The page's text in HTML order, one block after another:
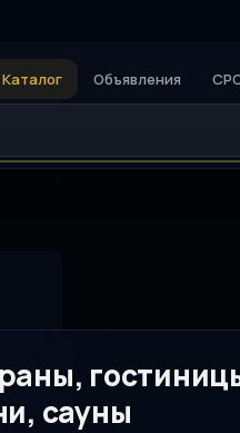
Каталог Объявления
сауны